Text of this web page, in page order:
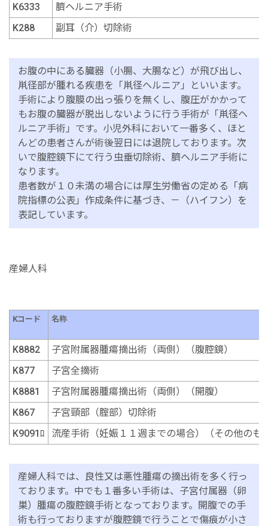
K6333
臍ヘルニア手術
K288
副耳（介）切除術
お腹の中にある臓器（小腸、大腸など）が飛び出し、
鼡径部が腫れる疾患を「鼡径ヘルニア」といいます。
手術により腹膜の出っ張りを無くし、腹圧がかかって
もお腹の臓器が脱出しないように行う手術が「鼡径ヘ
ルニア手術」です。小児外科において一番多く、ほと
んどの患者さんが術後翌日には退院しております。次
いで腹腔鏡下にて行う虫垂切除術、臍ヘルニア手術に
なります。
患者数が１０未満の場合には厚生労働省の定める「病
院指標の公表」作成条件に基づき、－（ハイフン）を
表記しています。
産婦人科
Kコード 名称
K8882
子宮附属器腫瘍摘出術（両側）（腹腔鏡）
K877
子宮全摘術
K8881
子宮附属器腫瘍摘出術（両側）（開腹）
K867
子宮頸部（腟部）切除術
K9091ﾛ
流産手術（妊娠１１週までの場合）（その他のも
産婦人科では、良性又は悪性腫瘍の摘出術を多く行っ
ております。中でも１番多い手術は、子宮付属器（卵
巣）腫瘍の腹腔鏡手術となっております。開腹での手
術も行っておりますが腹腔鏡で行うことで傷痕が小さ